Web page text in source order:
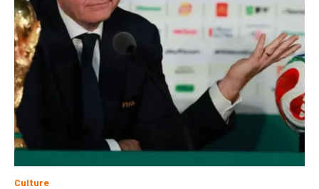
Culture